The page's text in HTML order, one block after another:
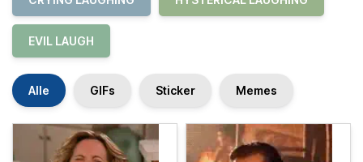
EVIL LAUGH
Alle GIFs Sticker Memes